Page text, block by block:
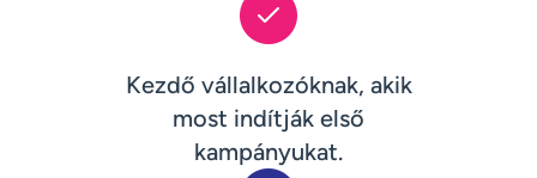
Kezdő vállalkozóknak, akik
most indítják első
kampányukat.